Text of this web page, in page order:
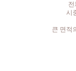
시
큰 면적